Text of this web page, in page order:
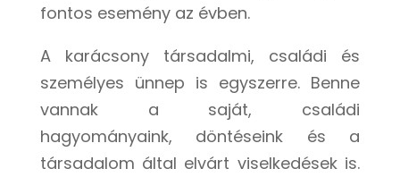
fontos esemény az évben.
A karácsony társadalmi, családi és
személyes ünnep is egyszerre. Benne
vannak a saját, családi
hagyományaink, döntéseink és a
társadalom által elvárt viselkedések is.